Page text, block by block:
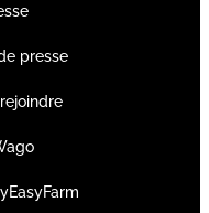
presse